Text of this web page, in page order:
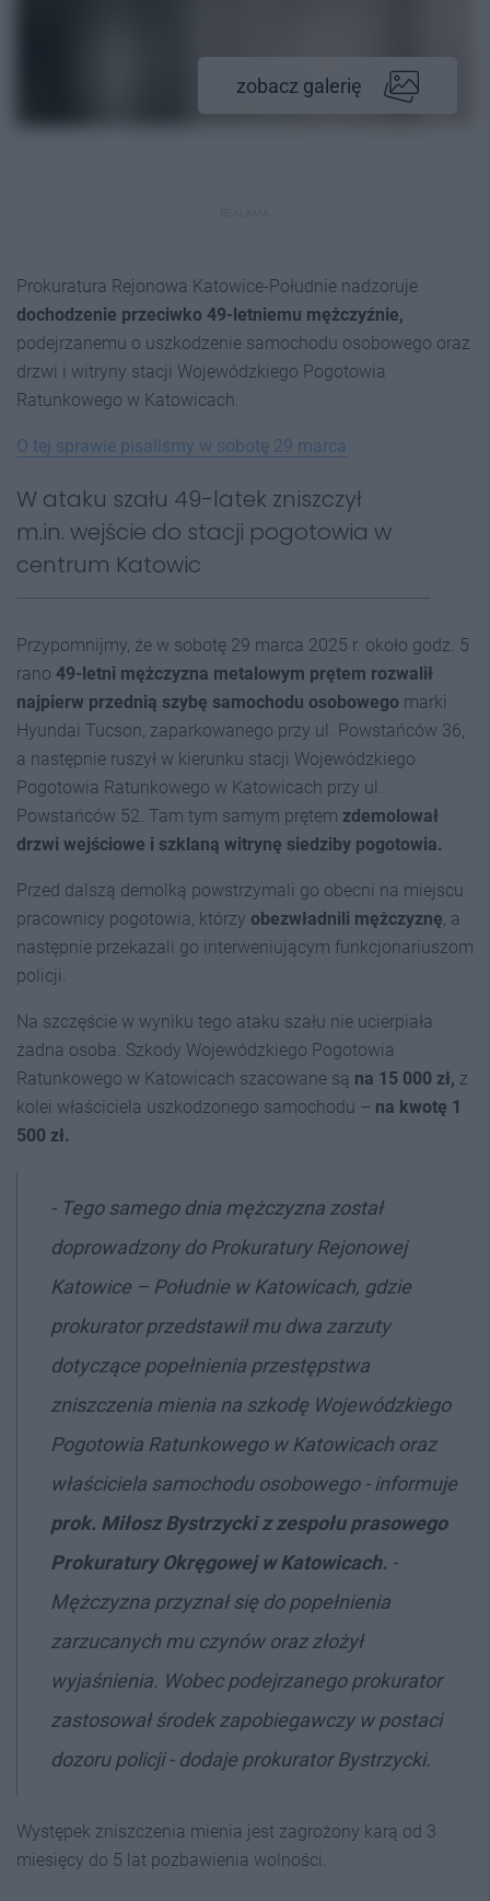
zobacz galerię
Prokuratura Rejonowa Katowice-Południe nadzoruje
dochodzenie przeciwko 49-letniemu mężczyźnie,
podejrzanemu o uszkodzenie samochodu osobowego oraz
drzwi i witryny stacji Wojewódzkiego Pogotowia
Ratunkowego w Katowicach.
O tej sprawie pisaliśmy w sobotę 29 marca
W ataku szału 49-latek zniszczył
m.in. wejście do stacji pogotowia w
centrum Katowic
Przypomnijmy, że w sobotę 29 marca 2025 r. około godz. 5
rano 49-letni mężczyzna metalowym prętem rozwalił
najpierw przednią szybę samochodu osobowego marki
Hyundai Tucson, zaparkowanego przy ul. Powstańców 36,
a następnie ruszył w kierunku stacji Wojewódzkiego
Pogotowia Ratunkowego w Katowicach przy ul.
Powstańców 52. Tam tym samym prętem zdemolował
drzwi wejściowe i szklaną witrynę siedziby pogotowia.
Przed dalszą demolką powstrzymali go obecni na miejscu
pracownicy pogotowia, którzy obezwładnili mężczyznę, a
następnie przekazali go interweniującym funkcjonariuszom
policji.
Na szczęście w wyniku tego ataku szału nie ucierpiała
żadna osoba. Szkody Wojewódzkiego Pogotowia
Ratunkowego w Katowicach szacowane są na 15 000 zł, z
kolei właściciela uszkodzonego samochodu – na kwotę 1
500 zł.
- Tego samego dnia mężczyzna został
doprowadzony do Prokuratury Rejonowej
Katowice – Południe w Katowicach, gdzie
prokurator przedstawił mu dwa zarzuty
dotyczące popełnienia przestępstwa
zniszczenia mienia na szkodę Wojewódzkiego
Pogotowia Ratunkowego w Katowicach oraz
właściciela samochodu osobowego - informuje
prok. Miłosz Bystrzycki z zespołu prasowego
Prokuratury Okręgowej w Katowicach. -
Mężczyzna przyznał się do popełnienia
zarzucanych mu czynów oraz złożył
wyjaśnienia. Wobec podejrzanego prokurator
zastosował środek zapobiegawczy w postaci
dozoru policji - dodaje prokurator Bystrzycki.
Występek zniszczenia mienia jest zagrożony karą od 3
miesięcy do 5 lat pozbawienia wolności.